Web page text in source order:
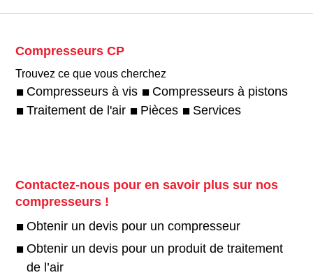
Compresseurs CP
Trouvez ce que vous cherchez
Compresseurs à vis
Compresseurs à pistons
Traitement de l'air
Pièces Services
Contactez-nous pour en savoir plus sur nos
compresseurs !
Obtenir un devis pour un compresseur
Obtenir un devis pour un produit de traitement
de l’air